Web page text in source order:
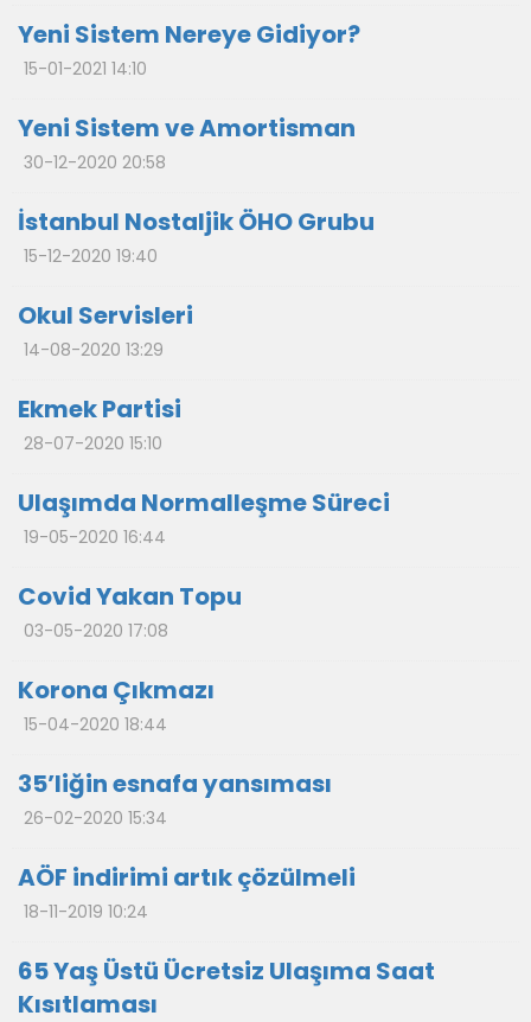
Yeni Sistem Nereye Gidiyor?
15-01-2021 14:10
Yeni Sistem ve Amortisman
30-12-2020 20:58
İstanbul Nostaljik ÖHO Grubu
15-12-2020 19:40
Okul Servisleri
14-08-2020 13:29
Ekmek Partisi
28-07-2020 15:10
Ulaşımda Normalleşme Süreci
19-05-2020 16:44
Covid Yakan Topu
03-05-2020 17:08
Korona Çıkmazı
15-04-2020 18:44
35’liğin esnafa yansıması
26-02-2020 15:34
AÖF indirimi artık çözülmeli
18-11-2019 10:24
65 Yaş Üstü Ücretsiz Ulaşıma Saat
Kısıtlaması